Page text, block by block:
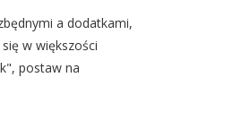
a dodatkami,
w większości
postaw na